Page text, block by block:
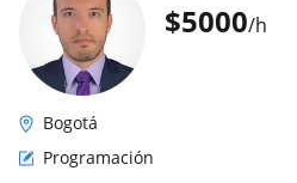
$5000/h
Bogotá
Programación